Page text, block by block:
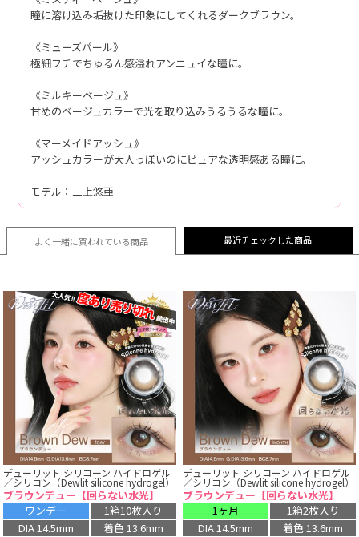
瞳に溶け込み垢抜けた印象にしてくれるダークブラウン。
《ミューズパール》
極細フチでちゅるん感溢れアンニュイな瞳に。
《ミルキーベージュ》
甘めのベージュカラーで光を取り込みうるうるな瞳に。
《マーメイドアッシュ》
アッシュカラーが大人っぽいのにピュアな透明感ある瞳に。
モデル：三上悠亜
よく一緒に買われている商品 最近チェックした商品
デューリット シリコーン ハイドロゲル
／シリコン（Dewlit silicone hydrogel）
ブラウンデュー【回らない水光】
ワンデー
1箱10枚入り
DIA 14.5mm
着色 13.6mm
デューリット シリコーン ハイドロゲル
／シリコン（Dewlit silicone hydrogel）
ブラウンデュー【回らない水光】
1ヶ月
1箱2枚入り
DIA 14.5mm
着色 13.6mm